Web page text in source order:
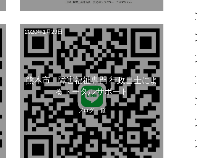
2020年1月29日
熊本市 障害福祉専門 行政書士によ
るトータルサポート
ブログ一覧